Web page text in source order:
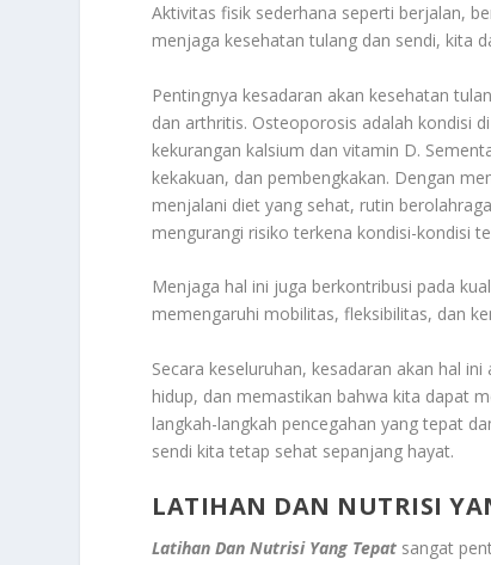
Aktivitas fisik sederhana seperti berjalan,
menjaga kesehatan tulang dan sendi, kita
Pentingnya kesadaran akan kesehatan
dan arthritis. Osteoporosis adalah kondisi
kekurangan kalsium dan vitamin D.
kekakuan, dan pembengkakan. Dengan
menjalani diet yang sehat, rutin
mengurangi risiko terkena kondisi-kondisi
Menjaga hal ini juga berkontribusi pada
memengaruhi mobilitas, fleksibilitas, dan
Secara keseluruhan, kesadaran akan hal
hidup, dan memastikan bahwa kita dapat
langkah-langkah pencegahan yang tepat
sendi kita tetap sehat sepanjang hayat.
LATIHAN DAN NUTRISI
Latihan Dan Nutrisi Yang Tepat sangat